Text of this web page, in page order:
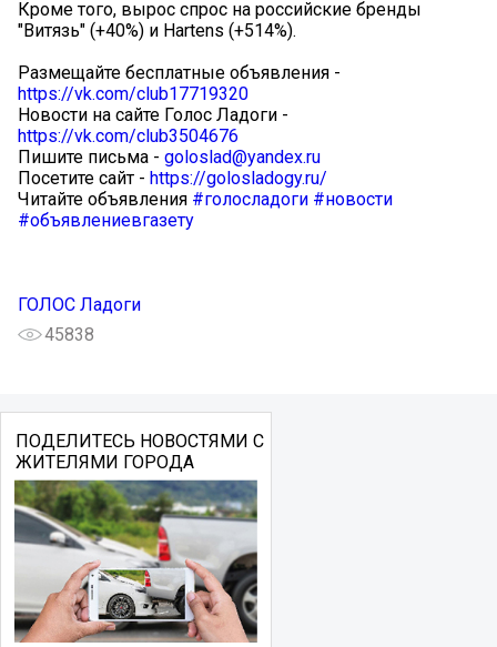
Кроме того, вырос спрос на российские бренды
"Витязь" (+40%) и Hartens (+514%).
Размещайте бесплатные объявления -
https://vk.com/club17719320
Новости на сайте Голос Ладоги -
https://vk.com/club3504676
Пишите письма - goloslad@yandex.ru
Посетите сайт - https://golosladogy.ru/
Читайте объявления #голосладоги #новости
#объявлениевгазету
ГОЛОС Ладоги
45838
ПОДЕЛИТЕСЬ НОВОСТЯМИ С
ЖИТЕЛЯМИ ГОРОДА